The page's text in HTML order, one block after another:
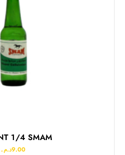
1/4 SMAM
9.00د.م.